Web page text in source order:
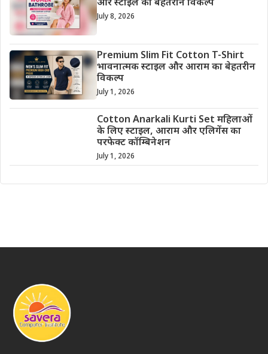
और स्टाइल का बेहतरीन विकल्प
July 8, 2026
Premium Slim Fit Cotton T-Shirt
भावनात्मक स्टाइल और आराम का बेहतरीन
विकल्प
July 1, 2026
Cotton Anarkali Kurti Set महिलाओं
के लिए स्टाइल, आराम और एलिगेंस का
परफेक्ट कॉम्बिनेशन
July 1, 2026